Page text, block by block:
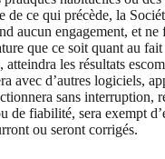
de ce qui précède, la
aucun engagement, et ne
que ce soit quant au
les résultats
avec d’autres logiciels,
sans interruption,
de fiabilité, sera exempt
ou seront corrigés.